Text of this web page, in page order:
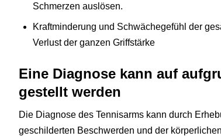
Schmerzen auslösen.
Kraftminderung und Schwächegefühl der
Verlust der ganzen Griffstärke
Eine Diagnose kann auf
gestellt werden
Die Diagnose des Tennisarms kann durch
geschilderten Beschwerden und der